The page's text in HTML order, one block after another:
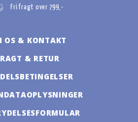
Fri fragt over 799,-
OS & KONTAKT
& RETUR